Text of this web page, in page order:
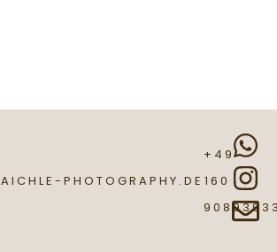
PHOTOGRAPHY.DE
+49
160